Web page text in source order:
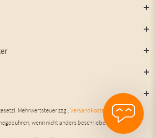
Mehrwertsteuer zzgl. Versandkosten
und ggf.
wenn nicht anders beschrieben